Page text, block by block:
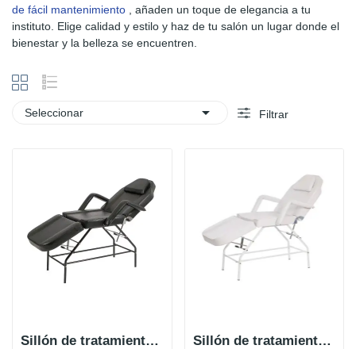
de fácil mantenimiento , añaden un toque de elegancia a tu
instituto. Elige calidad y estilo y haz de tu salón un lugar donde el
bienestar y la belleza se encuentren.
Seleccionar  Filtrar
Sillón de tratamientos de belleza REMIA Sillón de tratamientos de belleza REMIA WHITE